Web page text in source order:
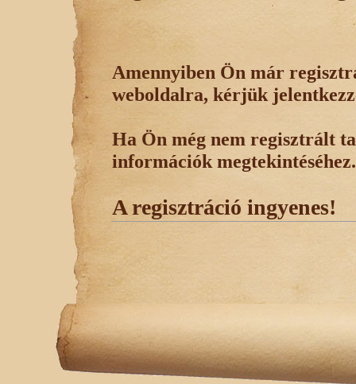
Amennyiben Ön már
weboldalra, kérjük
Ha Ön még nem regisztrált
információk megtekintéséhez.
A regisztráció ingyenes!